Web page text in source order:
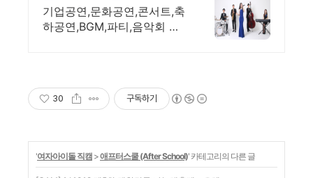
기업공연,문화공연,콘서트,축
하공연,BGM,파티,음악회 공
30 구독하기
'여자아이돌 직캠 >애프터스쿨 (After School)' 카테고리의 다른 글